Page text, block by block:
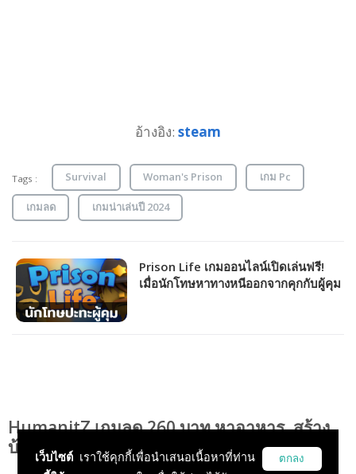
อ้างอิง: steam
Tags : Survival Woman's Prison เกม Pc
เกมลด เกมน่าเล่นปี 2024
Prison Life เกมออนไลน์เปิดเล่นฟรี!
เมื่อนักโทษหาทางหนีออกจากคุกกับผู้คุม
HumanitZ เกมลด 260 บาท หาอาหาร, สร้าง
บ้าน, สู้ซอมบี้ และผู้เล่นอื่นในมุมมองด้านบน!!!
เว็บไซต์ เราใช้คุกกี้เพื่อนำเสนอเนื้อหาที่ท่าน
ตกลง